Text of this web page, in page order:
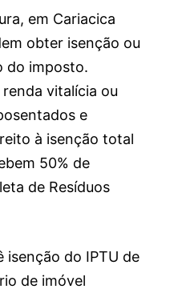
em Cariacica
obter isenção ou
do imposto.
vitalícia ou
e
à isenção total
50% de
de Resíduos
isenção do IPTU de
de imóvel